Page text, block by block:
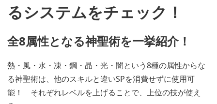
d
o
w
l
o
d
i
m
a
g
るシステムをチェック！
全8属性となる神聖術を一挙紹介！
熱・風・水・凍・鋼・晶・光・闇という8種の属性からな
る神聖術は、他のスキルと違いSPを消費せずに使用可
能！ それぞれレベルを上げることで、上位の技が使え